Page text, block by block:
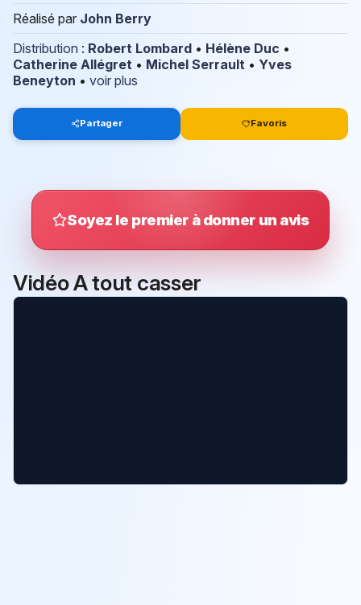
Réalisé par John Berry
Distribution : Robert Lombard • Hélène Duc •
Catherine Allégret • Michel Serrault • Yves
Beneyton • voir plus
Partager Favoris
Soyez le premier à donner un avis
Vidéo A tout casser